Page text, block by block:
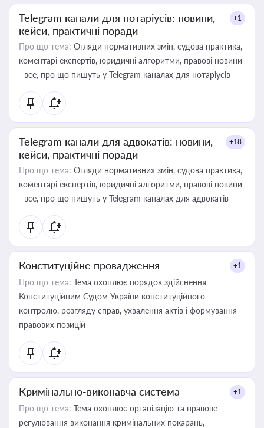
Telegram канали для нотаріусів: новини,
кейси, практичні поради
+1
Про що тема: Огляди нормативних змін, судова практика,
коментарі експертів, юридичні алгоритми, правові новини
- все, про що пишуть у Telegram каналах для нотаріусів
Telegram канали для адвокатів: новини,
кейси, практичні поради
+18
Про що тема: Огляди нормативних змін, судова практика,
коментарі експертів, юридичні алгоритми, правові новини
- все, про що пишуть у Telegram каналах для адвокатів
Конституційне провадження +1
Про що тема: Тема охоплює порядок здійснення
Конституційним Судом України конституційного
контролю, розгляду справ, ухвалення актів і формування
правових позицій
Кримінально-виконавча система +1
Про що тема: Тема охоплює організацію та правове
регулювання виконання кримінальних покарань,